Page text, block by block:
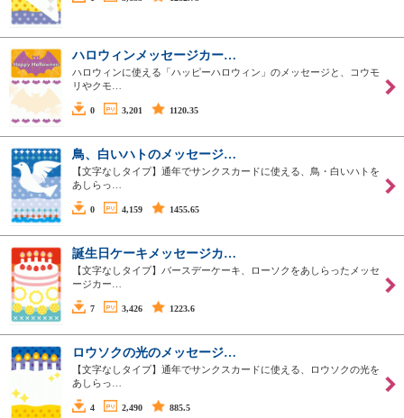
ハロウィンメッセージカー…
ハロウィンに使える「ハッピーハロウィン」のメッセージと、コウモ
リやクモ…
0 3,201 1120.35
鳥、白いハトのメッセージ…
【文字なしタイプ】通年でサンクスカードに使える、鳥・白いハトを
あしらっ…
0 4,159 1455.65
誕生日ケーキメッセージカ…
【文字なしタイプ】バースデーケーキ、ローソクをあしらったメッセ
ージカー…
7 3,426 1223.6
ロウソクの光のメッセージ…
【文字なしタイプ】通年でサンクスカードに使える、ロウソクの光を
あしらっ…
4 2,490 885.5